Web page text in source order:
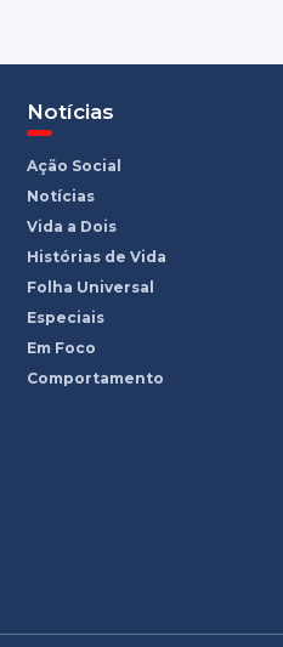
Notícias
Ação Social
Notícias
Vida a Dois
Histórias de Vida
Folha Universal
Especiais
Em Foco
Comportamento